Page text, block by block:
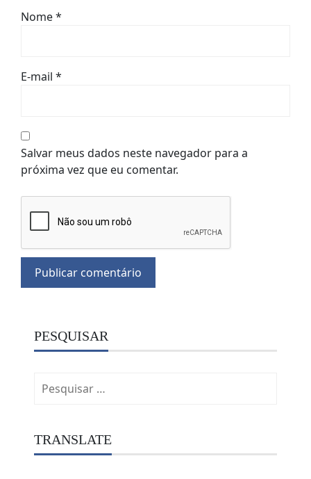
Nome*
E-mail *
Salvar meus dados neste navegador para a
próxima vez que eu comentar.
PESQUISAR
por:
TRANSLATE